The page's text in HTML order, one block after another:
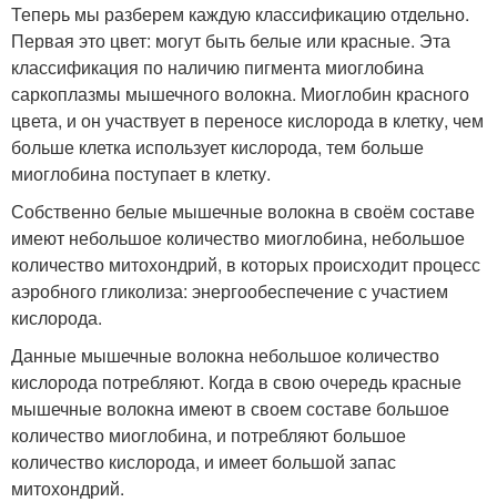
Теперь мы разберем каждую классификацию отдельно.
Первая это цвет: могут быть белые или красные. Эта
классификация по наличию пигмента миоглобина
саркоплазмы мышечного волокна. Миоглобин красного
цвета, и он участвует в переносе кислорода в клетку, чем
больше клетка использует кислорода, тем больше
миоглобина поступает в клетку.
Собственно белые мышечные волокна в своём составе
имеют небольшое количество миоглобина, небольшое
количество митохондрий, в которых происходит процесс
аэробного гликолиза: энергообеспечение с участием
кислорода.
Данные мышечные волокна небольшое количество
кислорода потребляют. Когда в свою очередь красные
мышечные волокна имеют в своем составе большое
количество миоглобина, и потребляют большое
количество кислорода, и имеет большой запас
митохондрий.